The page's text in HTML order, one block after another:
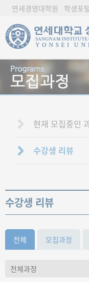
연세경영대학원 학생포털
현재 모집중인
수강생 리뷰
수강생 리뷰
전체 모집과정